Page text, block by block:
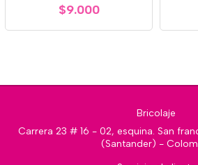
$9.000
Bricolaje
Carrera 23 # 16 - 02, esquina. San
(Santander) -